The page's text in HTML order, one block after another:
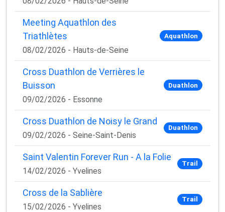
Meeting Aquathlon des
Triathlètes
08/02/2026 - Hauts-de-Seine
Aquathlon
Cross Duathlon de Verrières le
Buisson
09/02/2026 - Essonne
Duathlon
Cross Duathlon de Noisy le Grand
09/02/2026 - Seine-Saint-Denis
Duathlon
Saint Valentin Forever Run - A la Folie
14/02/2026 - Yvelines
Trail
Cross de la Sablière
15/02/2026 - Yvelines
Trail